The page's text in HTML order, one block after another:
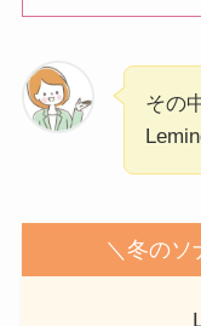
その
＼冬のソ